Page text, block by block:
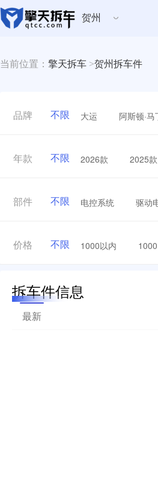
贺州
当前位置： 擎天拆车 >贺州拆车件
品牌 不限 大运 阿斯顿·马
年款 不限 2026款 2025款
部件 不限 电控系统 驱动
价格 不限 1000以内
拆车件信息
最新